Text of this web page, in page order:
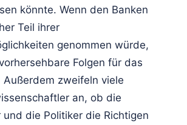
könnte. Wenn den Banken
Teil ihrer
genommen würde,
Folgen für das
Außerdem zweifeln viele
an, ob die
die Politiker die Richtigen